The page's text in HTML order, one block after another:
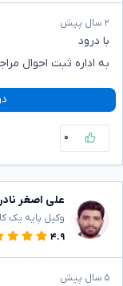
۲ سال پیش
با درود
به اداره ثبت احوال
۰
علی اصغر
وکیل پایه یک
۴.۹
۵ سال پیش